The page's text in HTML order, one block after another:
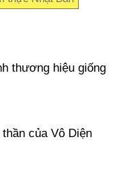
thương hiệu giống
của Vô Diện